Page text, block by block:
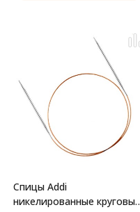
Спицы Addi
никелированные круговые